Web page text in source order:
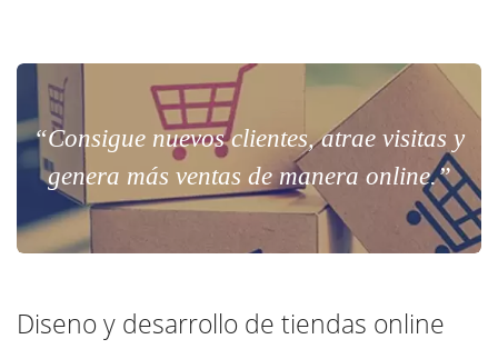
“Consigue nuevos clientes, atrae visitas y
genera más ventas de manera online.”
Diseno y desarrollo de tiendas online